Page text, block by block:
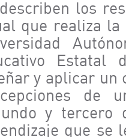
los
que realiza la
Estatal
y aplicar un
de
y tercero
que se